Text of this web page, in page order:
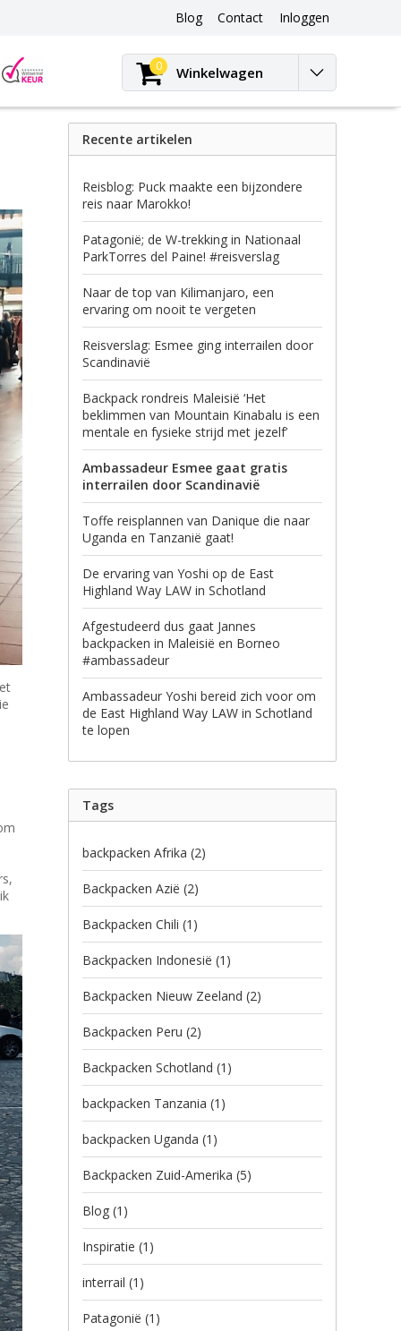
Blog
Blog
Contact Inloggen
0 Winkelwagen
Recente artikelen
Reisblog: Puck maakte een bijzondere
reis naar Marokko!
Patagonië; de W-trekking in Nationaal
ParkTorres del Paine! #reisverslag
Naar de top van Kilimanjaro, een
ervaring om nooit te vergeten
Reisverslag: Esmee ging interrailen door
Scandinavië
Backpack rondreis Maleisië ‘Het
beklimmen van Mountain Kinabalu is een
mentale en fysieke strijd met jezelf’
Ambassadeur Esmee gaat gratis
interrailen door Scandinavië
Toffe reisplannen van Danique die naar
Uganda en Tanzanië gaat!
De ervaring van Yoshi op de East
Highland Way LAW in Schotland
Afgestudeerd dus gaat Jannes
backpacken in Maleisië en Borneo
#ambassadeur
Ambassadeur Yoshi bereid zich voor om
de East Highland Way LAW in Schotland
te lopen
Tags
backpacken Afrika (2)
Backpacken Azië (2)
Backpacken Chili (1)
Backpacken Indonesië (1)
Backpacken Nieuw Zeeland (2)
Backpacken Peru (2)
Backpacken Schotland (1)
backpacken Tanzania (1)
backpacken Uganda (1)
Backpacken Zuid-Amerika (5)
Blog (1)
Inspiratie (1)
interrail (1)
Patagonië (1)